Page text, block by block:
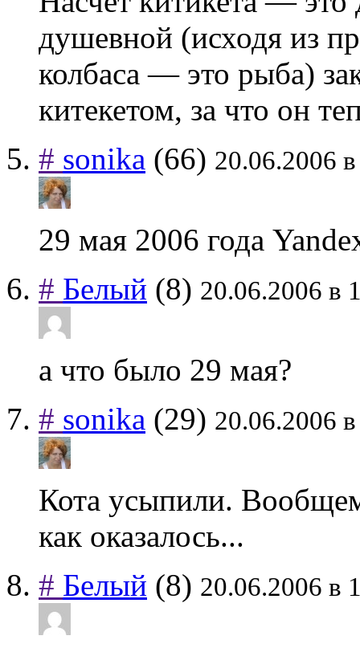
душевной (исходя из
колбаса — это рыба)
китекетом, за что он
# sonika (66) 20.06.2006
29 мая 2006 года
# Белый (8) 20.06.2006 в
а что было 29 мая?
# sonika (29) 20.06.2006
Кота усыпили.
как оказалось...
# Белый (8) 20.06.2006 в